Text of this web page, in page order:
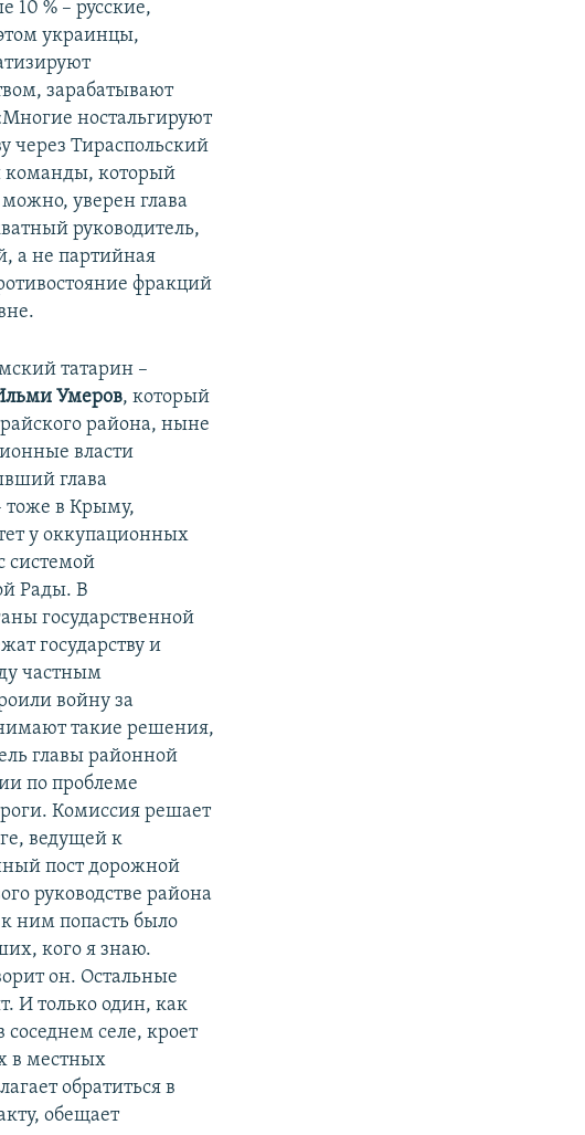
10 % – русские,
украинцы,
зарабатывают
ностальгируют
через Тираспольский
команды, который
уверен глава
руководитель,
а не партийная
фракций
татарин –
Умеров, который
района, ныне
власти
глава
тоже в Крыму,
у оккупационных
системой
Рады. В
государственной
государству и
частным
войну за
такие решения,
главы районной
по проблеме
Комиссия решает
ведущей к
пост дорожной
руководстве района
ним попасть было
кого я знаю.
он. Остальные
И только один, как
селе, кроет
в местных
обратиться в
обещает